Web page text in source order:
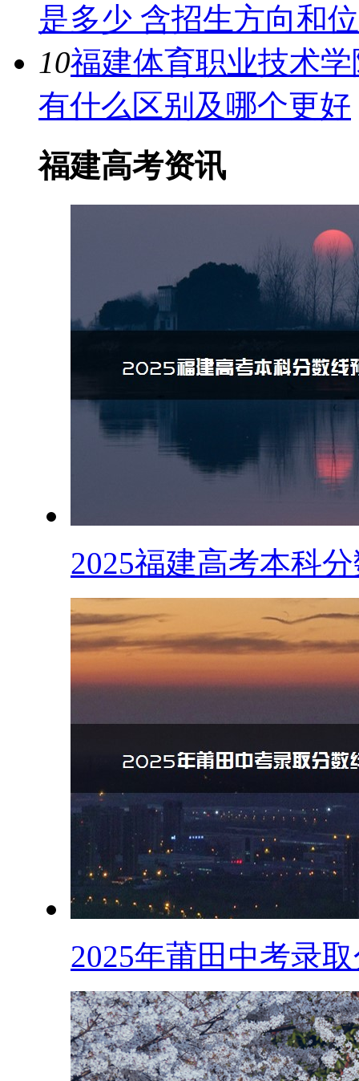
是多少 含招生方向和
10福建体育职业技术学
有什么区别及哪个更好
福建高考资讯
2025福建高考本科
2025年莆田中考录